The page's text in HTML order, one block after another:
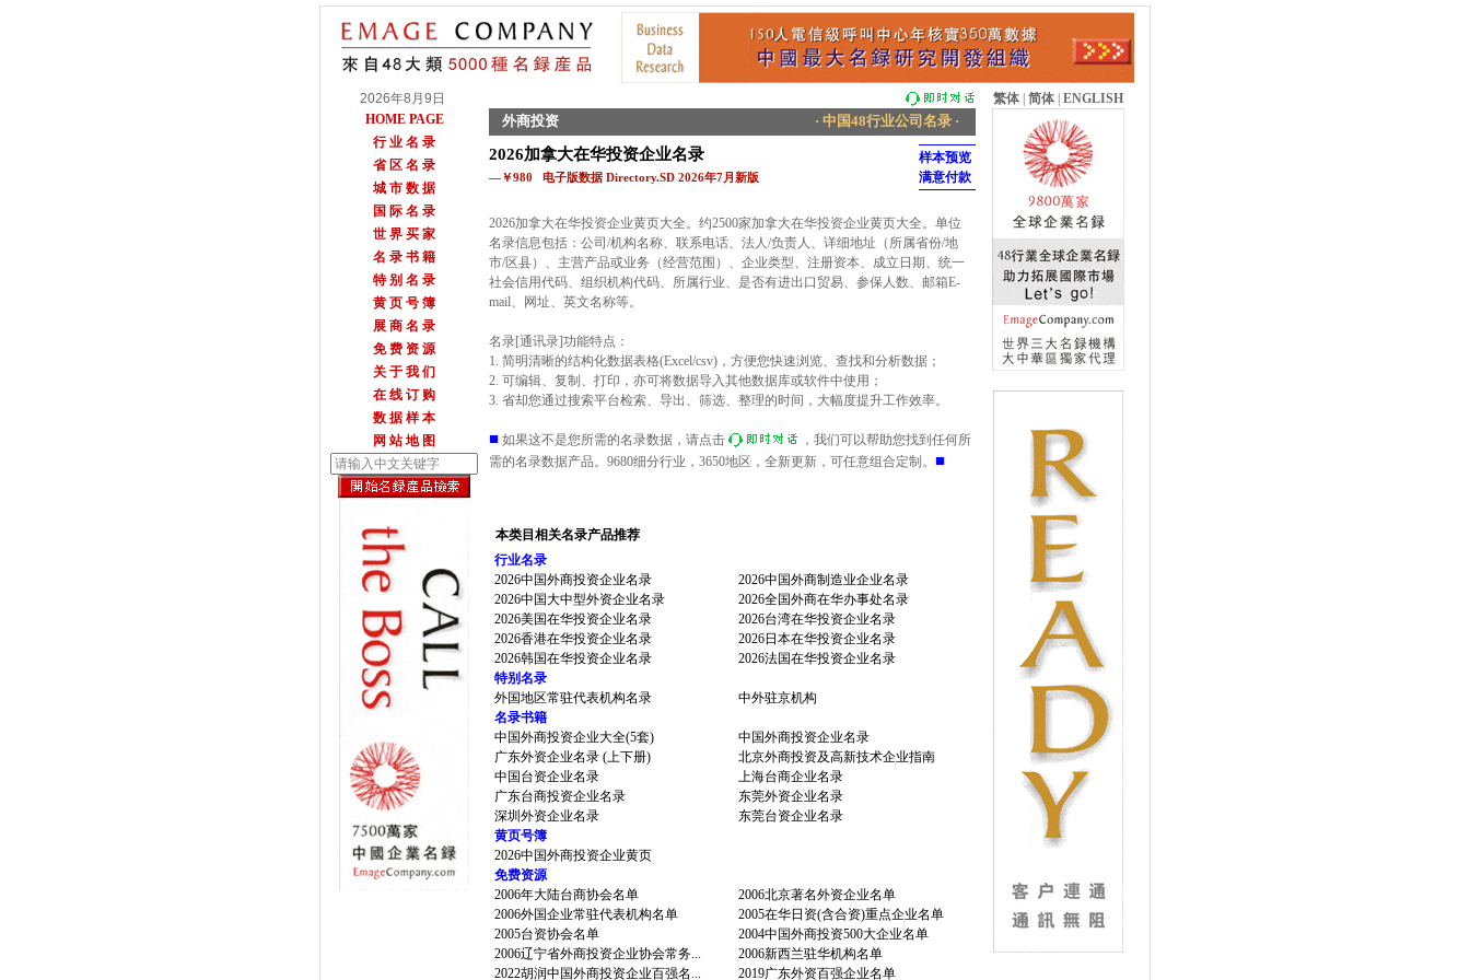
2026年8月9日 繁体 简体 ENGLISH
HOME PAGE
行 业 名 录
省 区 名 录
城 市 数 据
国 际 名 录
世 界 买 家
名 录 书 籍
特 别 名 录
黄 页 号 簿
展 商 名 录
免 费 资 源
关 于 我 们
在 线 订 购
数 据 样 本
网 站 地 图
外商投资 · 中国48行业公司名录 ·
2026加拿大在华投资企业名录
—￥980 电子版数据 Directory.SD 2026年7月新版
样本预览
满意付款
2026加拿大在华投资企业黄页大全。约2500家加拿大在华投资企业黄页大全。单位
名录信息包括：公司/机构名称、联系电话、法人/负责人、详细地址（所属省份/地
市/区县）、主营产品或业务（经营范围）、企业类型、注册资本、成立日期、统一
社会信用代码、组织机构代码、所属行业、是否有进出口贸易、参保人数、邮箱E-
mail、网址、英文名称等。
名录[通讯录]功能特点：
1. 简明清晰的结构化数据表格(Excel/csv)，方便您快速浏览、查找和分析数据；
2. 可编辑、复制、打印，亦可将数据导入其他数据库或软件中使用；
3. 省却您通过搜索平台检索、导出、筛选、整理的时间，大幅度提升工作效率。
■ 如果这不是您所需的名录数据，请点击
，我们可以帮助您找到任何所
需的名录数据产品。9680细分行业，3650地区，全新更新，可任意组合定制。 ■
本类目相关名录产品推荐
行业名录
2026中国外商投资企业名录
2026中国外商制造业企业名录
2026中国大中型外资企业名录
2026全国外商在华办事处名录
2026美国在华投资企业名录
2026台湾在华投资企业名录
2026香港在华投资企业名录
2026日本在华投资企业名录
2026韩国在华投资企业名录
2026法国在华投资企业名录
特别名录
外国地区常驻代表机构名录
中外驻京机构
名录书籍
中国外商投资企业大全(5套)
中国外商投资企业名录
广东外资企业名录 (上下册)
北京外商投资及高新技术企业指南
中国台资企业名录
上海台商企业名录
广东台商投资企业名录
东莞外资企业名录
深圳外资企业名录
东莞台资企业名录
黄页号簿
2026中国外商投资企业黄页
免费资源
2006年大陆台商协会名单
2006北京著名外资企业名单
2006外国企业常驻代表机构名单
2005在华日资(含合资)重点企业名单
2005台资协会名单
2004中国外商投资500大企业名单
2006辽宁省外商投资企业协会常务...
2006新西兰驻华机构名单
2022胡润中国外商投资企业百强名...
2019广东外资百强企业名单